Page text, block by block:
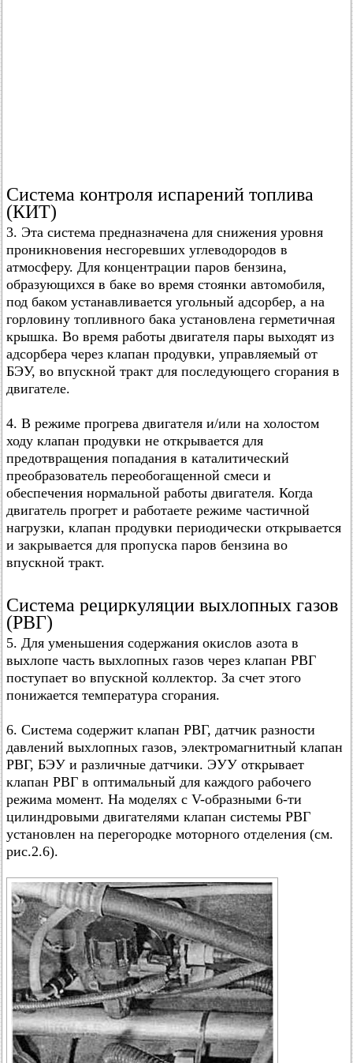
Система контроля испарений топлива
(КИТ)
3. Эта система предназначена для снижения уровня
проникновения несгоревших углеводородов в
атмосферу. Для концентрации паров бензина,
образующихся в баке во время стоянки автомобиля,
под баком устанавливается угольный адсорбер, а на
горловину топливного бака установлена герметичная
крышка. Во время работы двигателя пары выходят из
адсорбера через клапан продувки, управляемый от
БЭУ, во впускной тракт для последующего сгорания в
двигателе.
4. В режиме прогрева двигателя и/или на холостом
ходу клапан продувки не открывается для
предотвращения попадания в каталитический
преобразователь переобогащенной смеси и
обеспечения нормальной работы двигателя. Когда
двигатель прогрет и работаете режиме частичной
нагрузки, клапан продувки периодически открывается
и закрывается для пропуска паров бензина во
впускной тракт.
Система рециркуляции выхлопных газов
(РВГ)
5. Для уменьшения содержания окислов азота в
выхлопе часть выхлопных газов через клапан РВГ
поступает во впускной коллектор. За счет этого
понижается температура сгорания.
6. Система содержит клапан РВГ, датчик разности
давлений выхлопных газов, электромагнитный клапан
РВГ, БЭУ и различные датчики. ЭУУ открывает
клапан РВГ в оптимальный для каждого рабочего
режима момент. На моделях с V-образными 6-ти
цилиндровыми двигателями клапан системы РВГ
установлен на перегородке моторного отделения (см.
рис.2.6).